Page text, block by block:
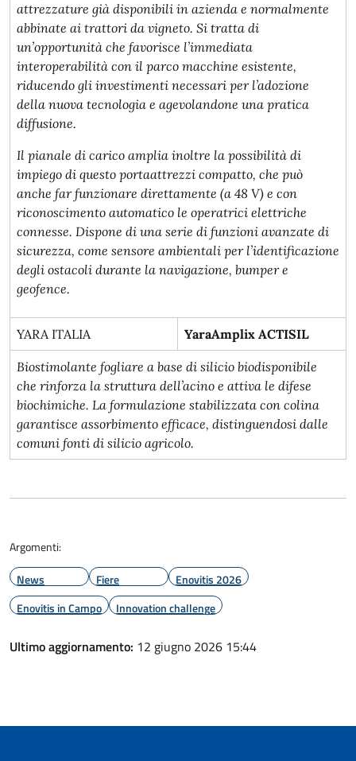
attrezzature già disponibili in azienda e normalmente
abbinate ai trattori da vigneto. Si tratta di
un’opportunità che favorisce l’immediata
interoperabilità con il parco macchine esistente,
riducendo gli investimenti necessari per l’adozione
della nuova tecnologia e agevolandone una pratica
diffusione.
Il pianale di carico amplia inoltre la possibilità di
impiego di questo portaattrezzi compatto, che può
anche far funzionare direttamente (a 48 V) e con
riconoscimento automatico le operatrici elettriche
connesse. Dispone di una serie di funzioni avanzate di
sicurezza, come sensore ambientali per l’identificazione
degli ostacoli durante la navigazione, bumper e
geofence.
YARA ITALIA YaraAmplix ACTISIL
Biostimolante fogliare a base di silicio biodisponibile
che rinforza la struttura dell’acino e attiva le difese
biochimiche. La formulazione stabilizzata con colina
garantisce assorbimento efficace, distinguendosi dalle
comuni fonti di silicio agricolo.
Argomenti:
News
Fiere
Enovitis 2026
Enovitis in Campo
Innovation challenge
Ultimo aggiornamento: 12 giugno 2026 15:44